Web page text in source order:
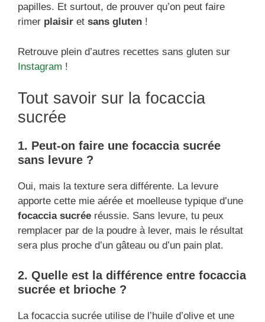
papilles. Et surtout, de prouver qu’on peut faire
rimer plaisir et sans gluten !
Retrouve plein d’autres recettes sans gluten sur
Instagram !
Tout savoir sur la focaccia
sucrée
1. Peut-on faire une focaccia sucrée
sans levure ?
Oui, mais la texture sera différente. La levure
apporte cette mie aérée et moelleuse typique d’une
focaccia sucrée réussie. Sans levure, tu peux
remplacer par de la poudre à lever, mais le résultat
sera plus proche d’un gâteau ou d’un pain plat.
2. Quelle est la différence entre focaccia
sucrée et brioche ?
La focaccia sucrée utilise de l’huile d’olive et une